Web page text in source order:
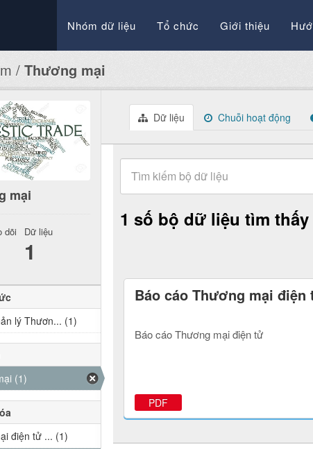
Nhóm dữ liệu Tổ chức Giới thiệu
Thương mại
Dữ liệu Chuỗi hoạt động
1 số bộ dữ liệu tìm thấy
Báo cáo Thương mại điện
Báo cáo Thương mại điện tử
PDF
mại
dõi Dữ liệu
1
lý Thươn... (1)
(1)
điện tử ... (1)